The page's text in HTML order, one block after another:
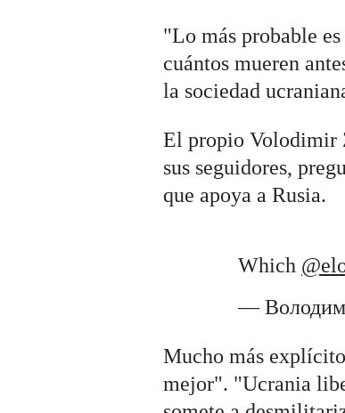
"Lo más probable
cuántos mueren
la sociedad
El propio Volodimir
sus seguidores,
que apoya a Rusia.
Which
—
Mucho más
mejor". "Ucrania